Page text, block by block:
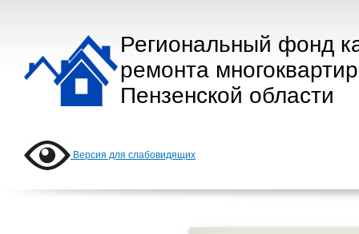
Региональный фонд
ремонта
Пензенской области
Версия для слабовидящих